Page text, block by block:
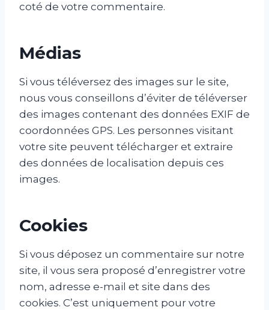
coté de votre commentaire.
Médias
Si vous téléversez des images sur le site,
nous vous conseillons d’éviter de téléverser
des images contenant des données EXIF de
coordonnées GPS. Les personnes visitant
votre site peuvent télécharger et extraire
des données de localisation depuis ces
images.
Cookies
Si vous déposez un commentaire sur notre
site, il vous sera proposé d’enregistrer votre
nom, adresse e-mail et site dans des
cookies. C’est uniquement pour votre